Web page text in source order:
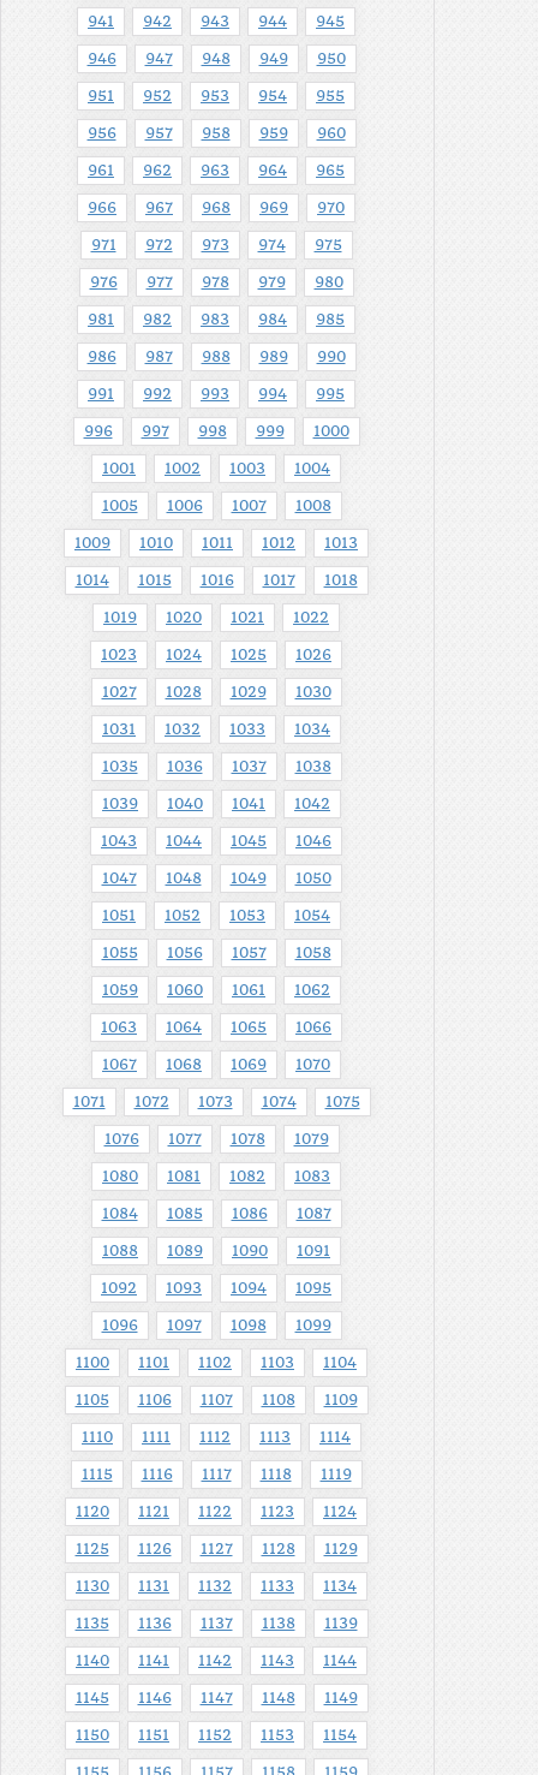
941 942 943 944 945
946 947 948 949 950
951 952 953 954 955
956 957 958 959 960
961 962 963 964 965
966 967 968 969 970
971 972 973 974 975
976 977 978 979 980
981 982 983 984 985
986 987 988 989 990
991 992 993 994 995
996 997 998 999 1000
1001 1002 1003 1004
1005 1006 1007 1008
1009 1010 1011 1012 1013
1014 1015 1016 1017 1018
1019 1020 1021 1022
1023 1024 1025 1026
1027 1028 1029 1030
1031 1032 1033 1034
1035 1036 1037 1038
1039 1040 1041 1042
1043 1044 1045 1046
1047 1048 1049 1050
1051 1052 1053 1054
1055 1056 1057 1058
1059 1060 1061 1062
1063 1064 1065 1066
1067 1068 1069 1070
1071 1072 1073 1074 1075
1076 1077 1078 1079
1080 1081 1082 1083
1084 1085 1086 1087
1088 1089 1090 1091
1092 1093 1094 1095
1096 1097 1098 1099
1100 1101 1102 1103 1104
1105 1106 1107 1108 1109
1110 1111 1112 1113 1114
1115 1116 1117 1118 1119
1120 1121 1122 1123 1124
1125 1126 1127 1128 1129
1130 1131 1132 1133 1134
1135 1136 1137 1138 1139
1140 1141 1142 1143 1144
1145 1146 1147 1148 1149
1150 1151 1152 1153 1154